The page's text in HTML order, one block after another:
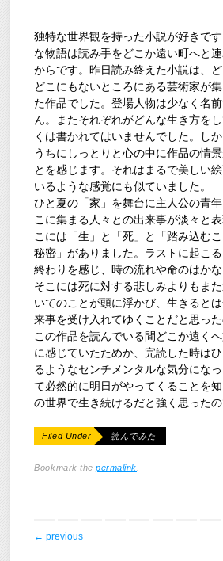
独特な世界観を持った小説が好きで
な物語は読み手をどこか遠い町へと
からです。昨日読み終えた小説は、
どこにもないところにある芸術家が
た作品でした。登場人物は少なく名
ん。またそれぞれがどんな生き方を
くは書かれてはいませんでした。し
うちにしっとりと心の中に作品の情
とを感じます。それはまるで美しい
いるような感覚にも似ていました。
ひと夏の「家」を舞台に主人公の青
こに集まる人々との出来事が淡々と
こには「生」と「死」と「踏み込む
秘密」がありました。ラストに起こ
終わりを感じ、時の流れや命のはかな
そこには死に対する悲しみよりもま
いてのことが頭に浮かび、生きると
来事を受け入れてゆくことだと思った
この作品を読んでいる間どこか遠く
に感じていたためか、完読した時は
るようなセンチメンタルな気分にな
て必然的に明日がやってくることを
の世界で生き続けるだと強く思ったの
Filed Under 読んでみた
Bookmark thepermalink.
post navigation
← previous